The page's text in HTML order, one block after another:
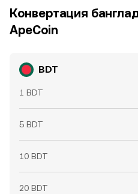
Конвертация
ApeCoin
BDT
1 BDT
5 BDT
10 BDT
20 BDT